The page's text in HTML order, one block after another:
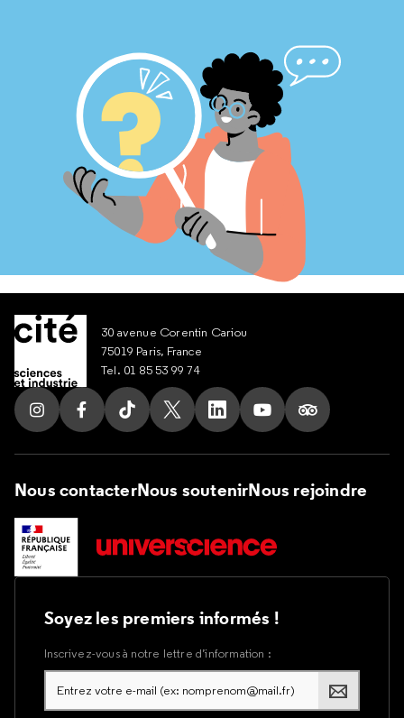
30 avenue Corentin Cariou
75019 Paris, France
Tel. 01 85 53 99 74
Suivez nous sur Instagram
Suivez nous sur Facebook
Suivez nous sur Tik Tok
Suivez nous sur X
Suivez nous sur LinkedIn
Suivez nous sur
Suivez nous
Nous contacterNous soutenirNous rejoindre
Soyez les premiers informés !
Inscrivez-vous à notre lettre d’information :